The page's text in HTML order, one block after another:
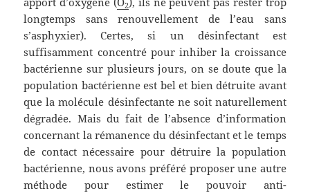
2
longtemps sans renouvellement de l’eau sans
s’asphyxier). Certes, si un désinfectant est
suffisamment concentré pour inhiber la croissance
bactérienne sur plusieurs jours, on se doute que la
population bactérienne est bel et bien détruite avant
que la molécule désinfectante ne soit naturellement
dégradée. Mais du fait de l’absence d’information
concernant la rémanence du désinfectant et le temps
de contact nécessaire pour détruire la population
bactérienne, nous avons préféré proposer une autre
méthode pour estimer le pouvoir anti-